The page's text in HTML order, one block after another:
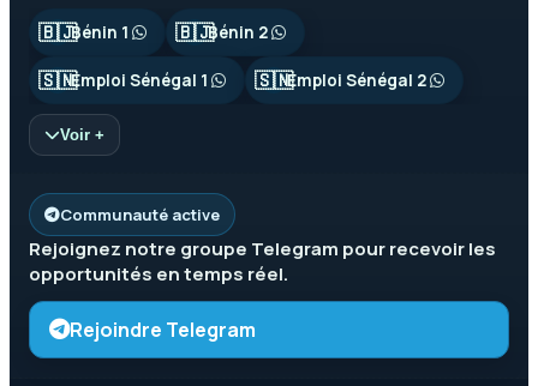
🇧🇯Bénin 1 🇧🇯Bénin 2
🇸🇳Emploi Sénégal 1 🇸🇳Emploi Sénégal 2
Voir +
Communauté active
Rejoignez notre groupe Telegram pour recevoir les
opportunités en temps réel.
Rejoindre Telegram